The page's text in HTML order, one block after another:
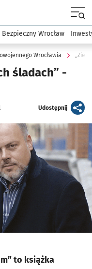
Dla mieszkańca
Bezpieczny Wrocław
Wrocławia
śladach” -
Udostępnijartykuł
to książka